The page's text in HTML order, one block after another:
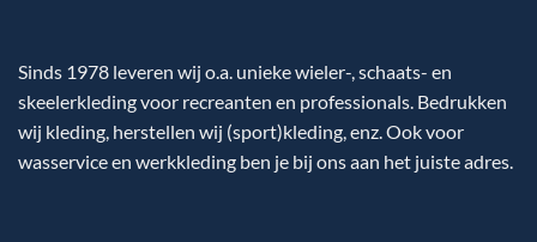
Sinds 1978 leveren wij o.a. unieke wieler-, schaats- en
skeelerkleding voor recreanten en professionals. Bedrukken
wij kleding, herstellen wij (sport)kleding, enz. Ook voor
wasservice en werkkleding ben je bij ons aan het juiste adres.